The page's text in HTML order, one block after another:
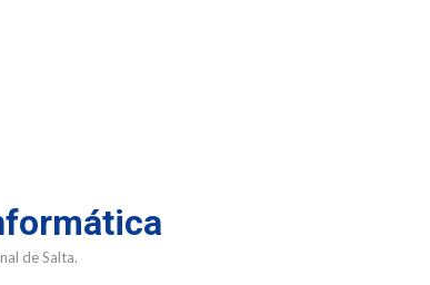
de Salta.